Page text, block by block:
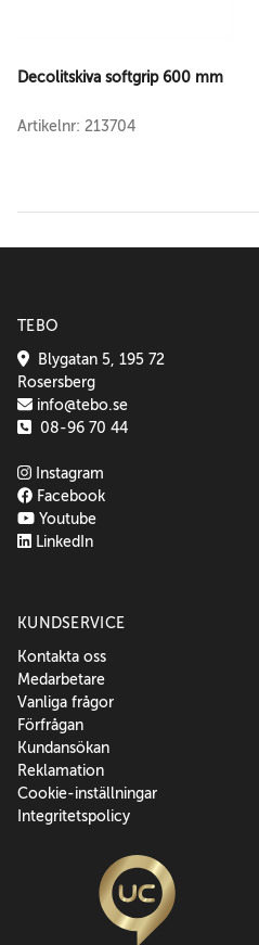
Decolitskiva softgrip 600 mm
Artikelnr: 213704
TEBO
Blygatan 5, 195 72
Rosersberg
info@tebo.se
08-96 70 44
Instagram
Facebook
Youtube
LinkedIn
KUNDSERVICE
Kontakta oss
Medarbetare
Vanliga frågor
Förfrågan
Kundansökan
Reklamation
Cookie-inställningar
Integritetspolicy